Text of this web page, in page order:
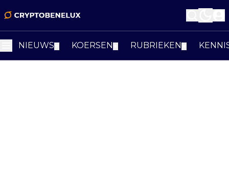
NIEUWS KOERSEN RUBRIEKEN